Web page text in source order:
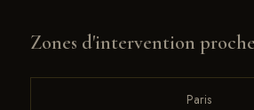
Zones d'intervention
Paris